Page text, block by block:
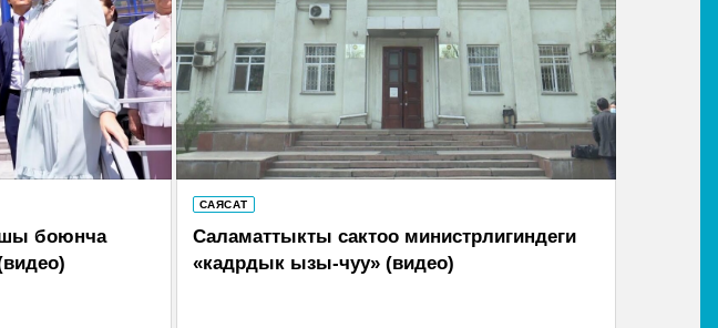
боюнча
САЯСАТ
Саламаттыкты сактоо министрлигиндеги
«кадрдык ызы-чуу» (видео)